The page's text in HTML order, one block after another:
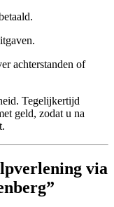
achterstanden of
Tegelijkertijd
geld, zodat u na
via